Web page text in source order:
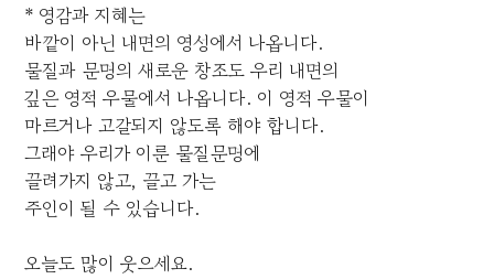
* 영감과 지혜는
바깥이 아닌 내면의 영성에서 나옵니다.
물질과 문명의 새로운 창조도 우리 내면의
깊은 영적 우물에서 나옵니다. 이 영적 우물이
마르거나 고갈되지 않도록 해야 합니다.
그래야 우리가 이룬 물질문명에
끌려가지 않고, 끌고 가는
주인이 될 수 있습니다.
오늘도 많이 웃으세요.